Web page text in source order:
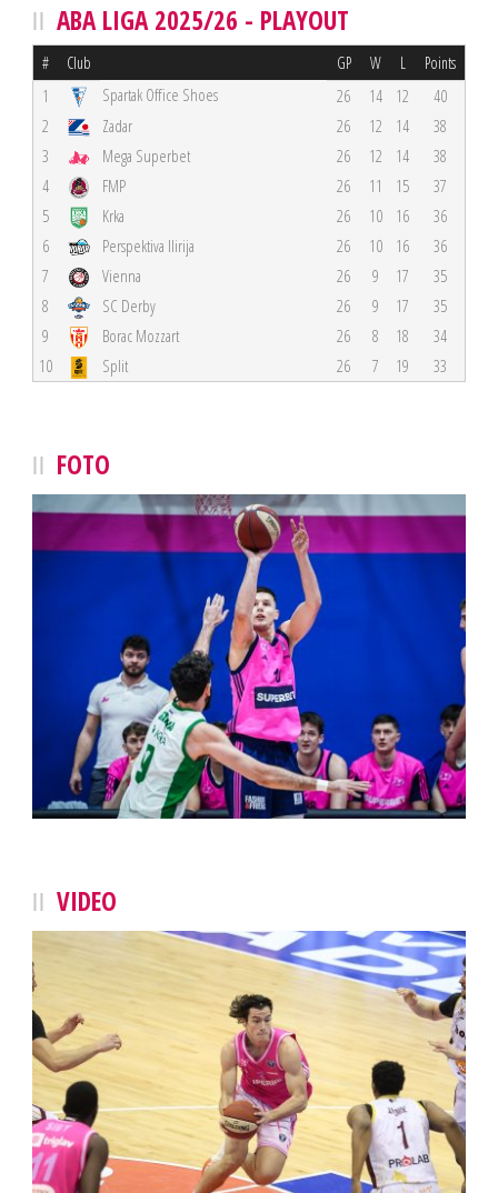
ABA LIGA 2025/26 - PLAYOUT
# Club GP W L Points
1 Spartak Office Shoes 26 14 12
40
2
Zadar 26 12 14
38
3
Mega Superbet 26 12 14
38
4
FMP 26 11 15
37
5
Krka 26 10 16
36
6
Perspektiva Ilirija 26 10 16
36
7
Vienna 26 9 17
35
8
SC Derby 26 9 17
35
9
Borac Mozzart 26 8 18
34
10
Split 26 7 19 33
FOTO
VIDEO